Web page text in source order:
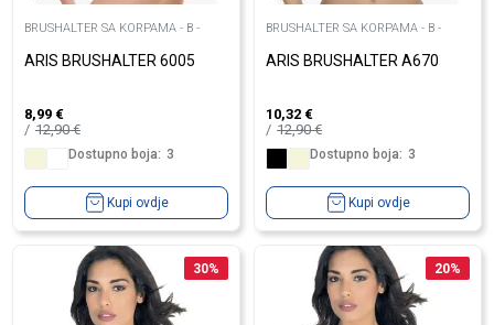
BRUSHALTER SA KORPAMA - B -
ARIS BRUSHALTER 6005
8,99 €
12,90€
Dostupno boja: 3
Kupi ovdje
BRUSHALTER SA KORPAMA - B -
ARIS BRUSHALTER A670
10,32 €
12,90€
Dostupno boja: 3
Kupi ovdje
30% 20%